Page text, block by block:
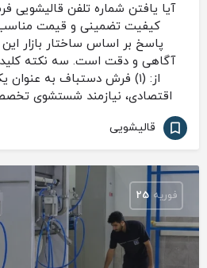
آیا یافتن شماره تلفن قالیشویی
کیفیت تضمینی و قیمت
پاسخ بر اساس ساختار بازار این
آگاهی و دقت است. سه نکته کلیدی
از: (۱) فرش دستباف به
اقتصادی، نیازمند شستشوی
قالیشویی
فوریه 25